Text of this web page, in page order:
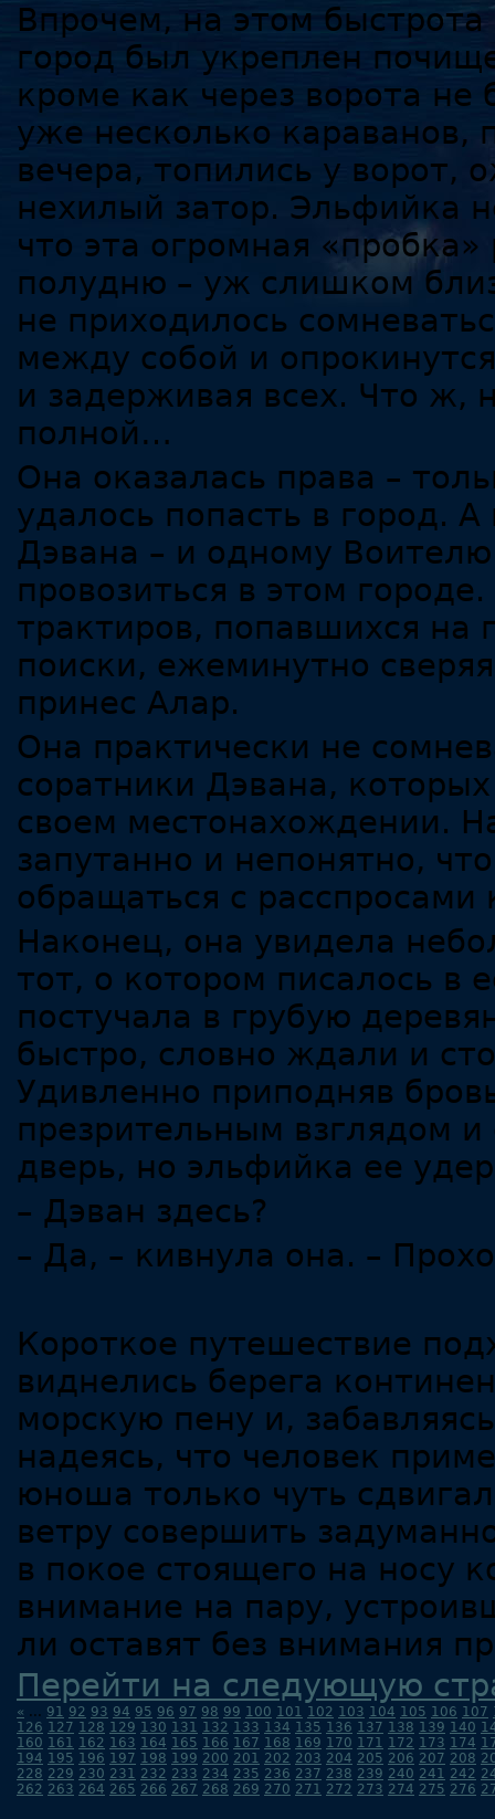
Впрочем, на этом
город был укреплен
кроме как через ворота
уже несколько
вечера, топились у ворот,
нехилый затор. Эльфийка
что эта огромная
полудню – уж слишком
не приходилось
между собой и
и задерживая всех. Что ж,
полной…
Она оказалась права –
удалось попасть в город.
Дэвана – и одному
провозиться в этом
трактиров, попавшихся на
поиски, ежеминутно
принес Алар.
Она практически не
соратники Дэвана,
своем местонахождении.
запутанно и непонятно,
обращаться с
Наконец, она увидела
тот, о котором писалось в
постучала в грубую
быстро, словно ждали и
Удивленно приподняв
презрительным взглядом
дверь, но эльфийка ее
– Дэван здесь?
– Да, – кивнула она. –
Короткое путешествие
виднелись берега
морскую пену и,
надеясь, что человек
юноша только чуть
ветру совершить
в покое стоящего на носу
внимание на пару,
ли оставят без внимания
Перейти на следующую
« ... 91 92 93 94 95 96 97 98 99 100 101 102 103 104 105 106 107
126 127 128 129 130 131 132 133 134 135 136 137 138 139 140
160 161 162 163 164 165 166 167 168 169 170 171 172 173 174
194 195 196 197 198 199 200 201 202 203 204 205 206 207 208
228 229 230 231 232 233 234 235 236 237 238 239 240 241 242
262 263 264 265 266 267 268 269 270 271 272 273 274 275 276